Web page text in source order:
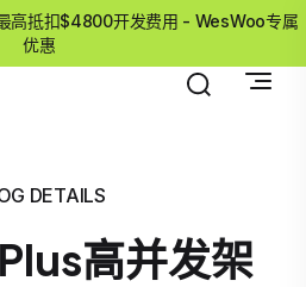
高抵扣$4800开发费用 - WesWoo专属
优惠
DETAILS
高并发架